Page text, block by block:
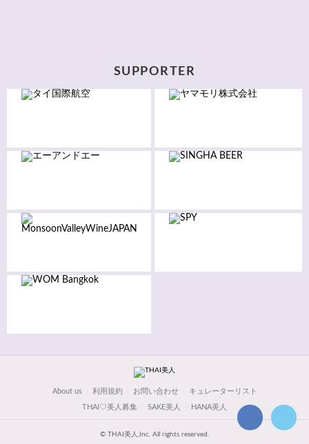
SUPPORTER
About us 利用規約 お問い合わせ キュレーターリスト
THAI♡美人募集 SAKE美人 HANA美人
© THAI美人,Inc. All rights reserved.